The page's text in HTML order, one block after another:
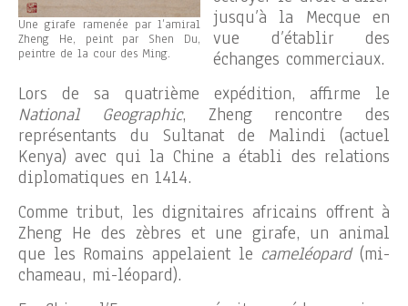
Une girafe ramenée par l’amiral
Zheng He, peint par Shen Du,
peintre de la cour des Ming.
jusqu’à la Mecque en
vue d’établir des
échanges commerciaux.
Lors de sa quatrième expédition, affirme le
National Geographic, Zheng rencontre des
représentants du Sultanat de Malindi (actuel
Kenya) avec qui la Chine a établi des relations
diplomatiques en 1414.
Comme tribut, les dignitaires africains offrent à
Zheng He des zèbres et une girafe, un animal
que les Romains appelaient le cameléopard(mi-
chameau, mi-léopard).